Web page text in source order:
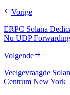
Vorige
ERPC Solana
Nu UDP
Volgende
Veelgevraagde
Centrum New York